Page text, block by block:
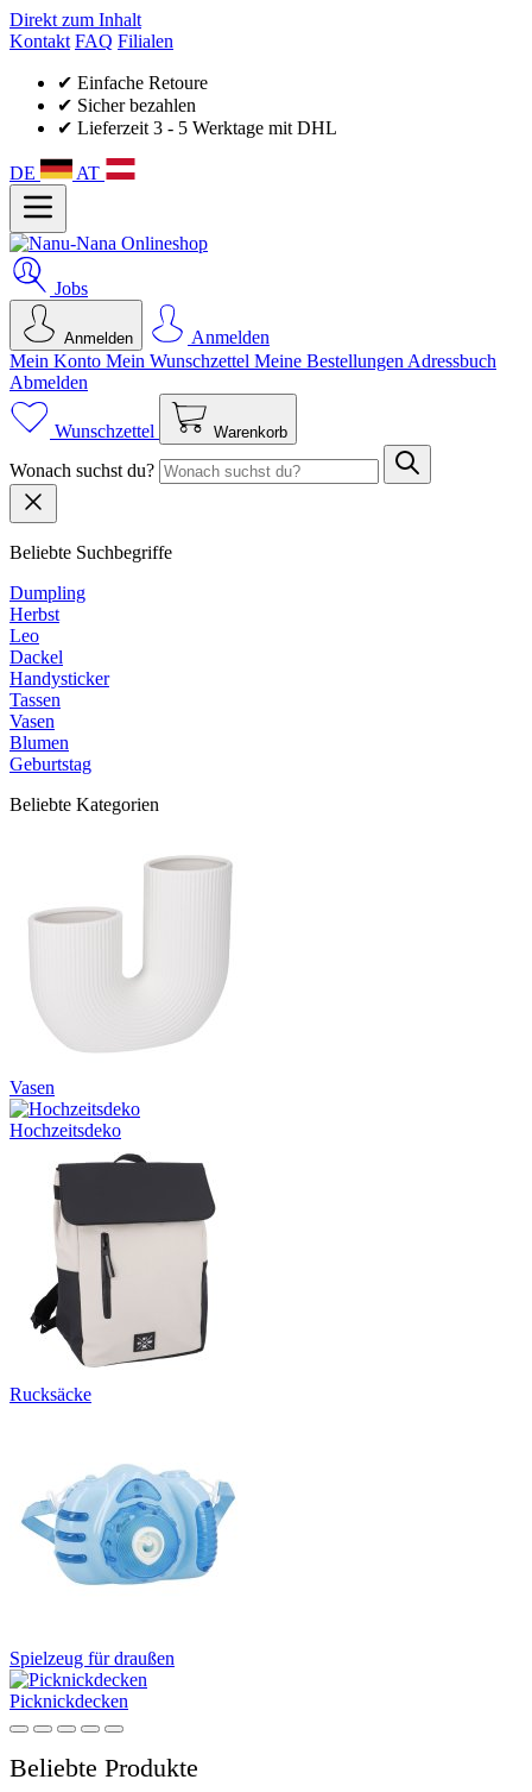
Direkt zum Inhalt
Kontakt FAQ Filialen
✔ Einfache Retoure
✔ Sicher bezahlen
✔ Lieferzeit 3 - 5 Werktage mit DHL
DE AT
Jobs
Anmelden
Anmelden
Mein Konto Mein Wunsch­zettel Meine Bestellungen Adressbuch
Abmelden
Wunschzettel Warenkorb
Wonach suchst du?
Beliebte Suchbegriffe
Dumpling
Herbst
Leo
Dackel
Handysticker
Tassen
Vasen
Blumen
Geburtstag
Beliebte Kategorien
Vasen
Hochzeitsdeko
Rucksäcke
Spielzeug für draußen
Picknickdecken
Beliebte Produkte